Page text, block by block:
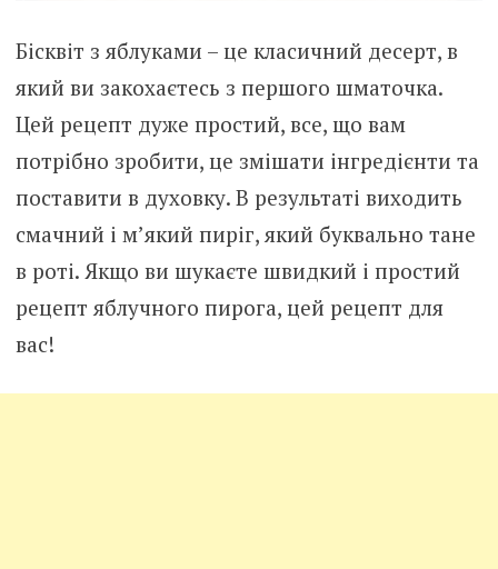
Бісквіт з яблуками – це класичний десерт, в
який ви закохаєтесь з першого шматочка.
Цей рецепт дуже простий, все, що вам
потрібно зробити, це змішати інгредієнти та
поставити в духовку. В результаті виходить
смачний і м’який пиріг, який буквально тане
в роті. Якщо ви шукаєте швидкий і простий
рецепт яблучного пирога, цей рецепт для
вас!